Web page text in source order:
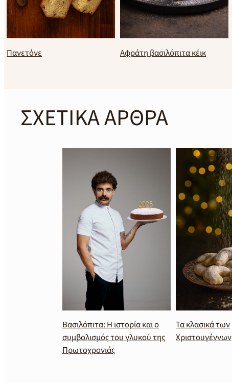
Πανετόνε Αφράτη βασιλόπιτα κέικ
ΣΧΕΤΙΚΑ ΑΡΘΡΑ
Βασιλόπιτα: Η ιστορία και ο
συμβολισμός του γλυκού της
Πρωτοχρονιάς
Τα κλασικά των
Χριστουγέννων